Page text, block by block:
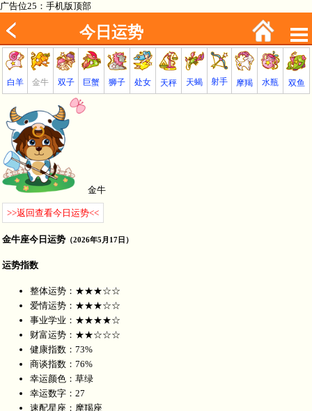
广告位25：手机版顶部
今日运势
白羊 金牛 双子 巨蟹 狮子 处女 天秤 天蝎 射手 摩羯 水瓶 双鱼
金牛
>>返回查看今日运势<<
金牛座今日运势 （2026年5月17日）
运势指数
整体运势：★★★☆☆
爱情运势：★★★☆☆
事业学业：★★★★☆
财富运势：★★☆☆☆
健康指数：73%
商谈指数：76%
幸运颜色：草绿
幸运数字：27
速配星座：摩羯座